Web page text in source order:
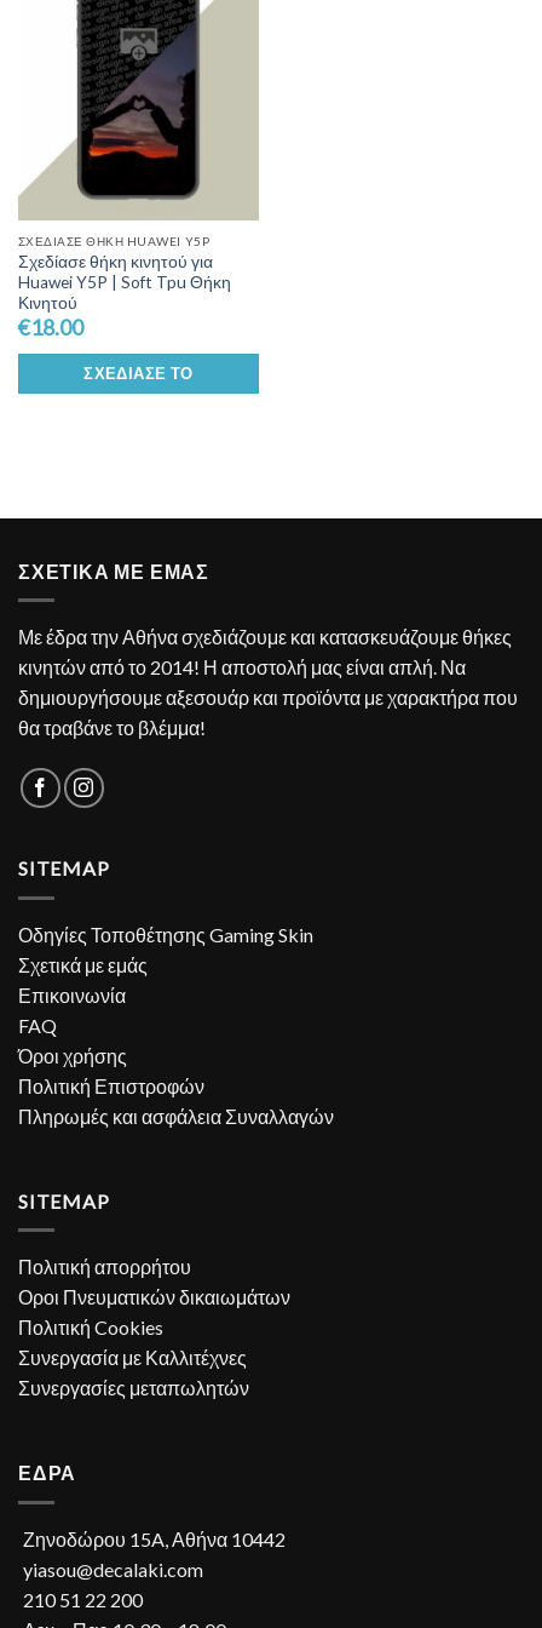
Wishlist
ΣΧΕΔΊΑΣΕ ΘΉΚΗ HUAWEI Y5P
Σχεδίασε θήκη κινητού για
Huawei Y5P | Soft Tpu Θήκη
Κινητού
€18.00
ΣΧΕΔΊΑΣΕ ΤΟ
ΣΧΕΤΙΚΑ ΜΕ ΕΜΑΣ
Με έδρα την Αθήνα σχεδιάζουμε και κατασκευάζουμε θήκες
κινητών από το 2014! Η αποστολή μας είναι απλή. Να
δημιουργήσουμε αξεσουάρ και προϊόντα με χαρακτήρα που
θα τραβάνε το βλέμμα!
SITEMAP
Οδηγίες Τοποθέτησης Gaming Skin
Σχετικά με εμάς
Επικοινωνία
FAQ
Όροι χρήσης
Πολιτική Επιστροφών
Πληρωμές και ασφάλεια Συναλλαγών
SITEMAP
Πολιτική απορρήτου
Οροι Πνευματικών δικαιωμάτων
Πολιτική Cookies
Συνεργασία με Καλλιτέχνες
Συνεργασίες μεταπωλητών
ΕΔΡΑ
Ζηνοδώρου 15A, Αθήνα 10442
yiasou@decalaki.com
210 51 22 200